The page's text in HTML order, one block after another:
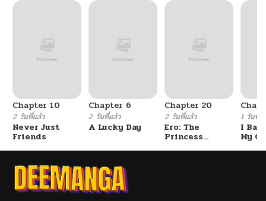
ตอนที่ 10 09/08/2025
ตอนที่ 9 08/30/2025
ตอนที่ 8
Chapter 10
2 วันที่แล้ว
Never Just
Friends
Chapter 6
2 วันที่แล้ว
A Lucky Day
Chapter 20
2 วันที่แล้ว
Ero: The
Princess
1 วันที่แ
I
My